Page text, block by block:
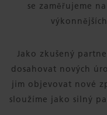
se zaměřujeme
Jako zkušený
dosahovat nových
jim objevovat nové
sloužíme jako silný